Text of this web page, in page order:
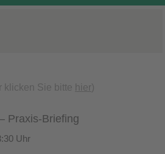
klicken Sie bitte hier)
Praxis-Briefing
Uhr